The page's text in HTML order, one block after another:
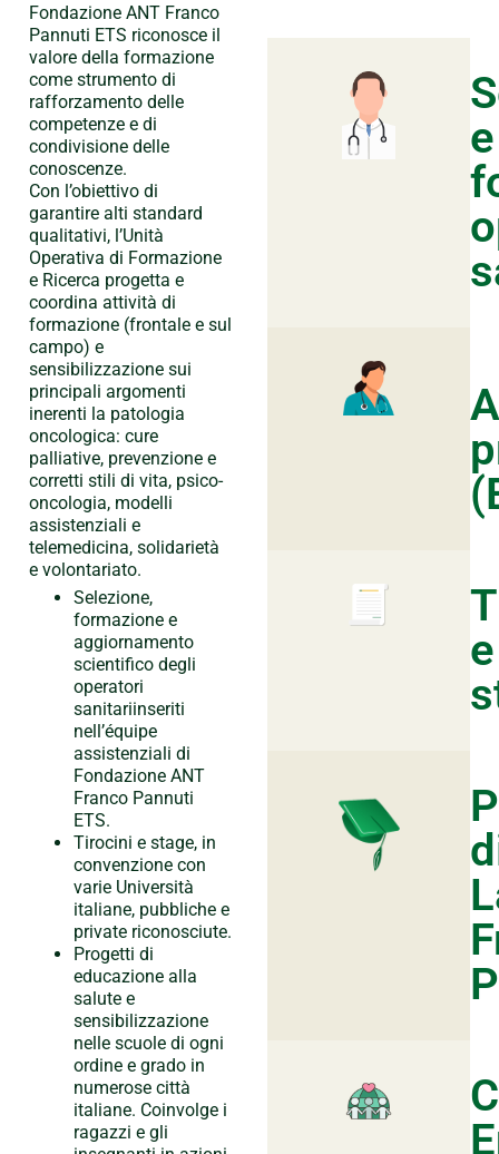
Fondazione ANT Franco
Pannuti ETS riconosce il
valore della formazione
come strumento di
rafforzamento delle
competenze e di
condivisione delle
conoscenze.
Con l’obiettivo di
garantire alti standard
qualitativi, l’Unità
Operativa di Formazione
e Ricerca progetta e
coordina attività di
formazione (frontale e sul
campo) e
sensibilizzazione sui
principali argomenti
inerenti la patologia
oncologica: cure
palliative, prevenzione e
corretti stili di vita, psico-
oncologia, modelli
assistenziali e
telemedicina, solidarietà
e volontariato.
Selezione,
formazione e
aggiornamento
scientifico degli
operatori
sanitariinseriti
nell’équipe
assistenziali di
Fondazione ANT
Franco Pannuti
ETS.
Tirocini e stage, in
convenzione con
varie Università
italiane, pubbliche e
private riconosciute.
Progetti di
educazione alla
salute e
sensibilizzazione
nelle scuole di ogni
ordine e grado in
numerose città
italiane. Coinvolge i
ragazzi e gli
e
e